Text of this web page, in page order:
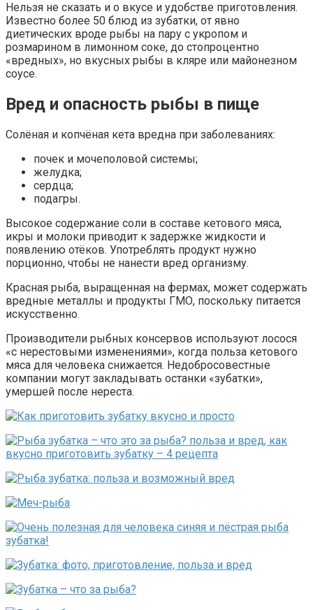
Нельзя не сказать и о вкусе и удобстве приготовления.
Известно более 50 блюд из зубатки, от явно
диетических вроде рыбы на пару с укропом и
розмарином в лимонном соке, до стопроцентно
«вредных», но вкусных рыбы в кляре или майонезном
соусе.
Вред и опасность рыбы в пище
Солёная и копчёная кета вредна при заболеваниях:
почек и мочеполовой системы;
желудка;
сердца;
подагры.
Высокое содержание соли в составе кетового мяса,
икры и молоки приводит к задержке жидкости и
появлению отёков. Употреблять продукт нужно
порционно, чтобы не нанести вред организму.
Красная рыба, выращенная на фермах, может содержать
вредные металлы и продукты ГМО, поскольку питается
искусственно.
Производители рыбных консервов используют лосося
«с нерестовыми изменениями», когда польза кетового
мяса для человека снижается. Недобросовестные
компании могут закладывать останки «зубатки»,
умершей после нереста.